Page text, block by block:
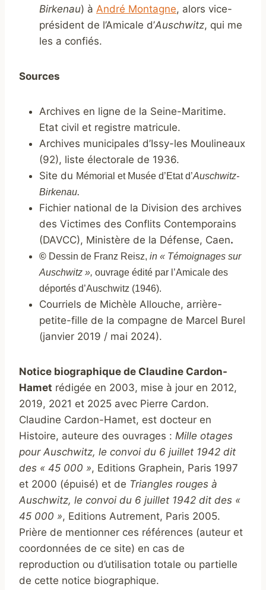
Birkenau) à André Montagne, alors vice-
président de l’Amicale d’Auschwitz, qui me
les a confiés.
Sources
Archives en ligne de la Seine-Maritime.
Etat civil et registre matricule.
Archives municipales d’Issy-les Moulineaux
(92), liste électorale de 1936.
Site du Mémorial et Musée d’Etat d’Auschwitz-
Birkenau.
Fichier national de la Division des archives
des Victimes des Conflits Contemporains
(DAVCC), Ministère de la Défense, Caen.
© Dessin de Franz Reisz, in « Témoignages sur
Auschwitz », ouvrage édité par l’Amicale des
déportés d’Auschwitz (1946).
Courriels de Michèle Allouche, arrière-
petite-fille de la compagne de Marcel Burel
(janvier 2019 / mai 2024).
Notice biographique de Claudine Cardon-
Hamet rédigée en 2003, mise à jour en 2012,
2019, 2021 et 2025 avec Pierre Cardon.
Claudine Cardon-Hamet, est docteur en
Histoire, auteure des ouvrages : Mille otages
pour Auschwitz, le convoi du 6 juillet 1942 dit
des « 45 000 », Editions Graphein, Paris 1997
et 2000 (épuisé) et de Triangles rouges à
Auschwitz, le convoi du 6 juillet 1942 dit des «
45 000 », Editions Autrement, Paris 2005.
Prière de mentionner ces références (auteur et
coordonnées de ce site) en cas de
reproduction ou d’utilisation totale ou partielle
de cette notice biographique.